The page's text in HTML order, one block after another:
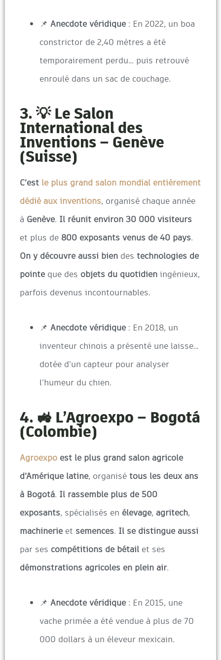
📌 Anecdote véridique: En 2022, un boa
constrictor de 2,40 mètres a été
temporairement perdu… puis retrouvé
enroulé dans un sac de couchage.
3. 💡 Le Salon
International des
Inventions – Genève
(Suisse)
C’est le plus grand salon mondial entièrement
dédié aux inventions, organisé chaque année
à Genève. Il réunit environ 30 000 visiteurs
et plus de 800 exposants venus de 40 pays.
On y découvre aussi bien des technologies de
pointeque des objets du quotidien ingénieux,
parfois devenus incontournables.
📌 Anecdote véridique: En 2018, un
inventeur chinois a présenté une laisse…
dotée d’un capteur pour analyser
l’humeur du chien.
4. 🚜 L’Agroexpo – Bogotá
(Colombie)
Agroexpo est le plus grand salon agricole
d’Amérique latine, organisé tous les deux ans
à Bogotá. Il rassemble plus de 500
exposants, spécialisés en élevage, agritech,
machinerieet semences. Il se distingue aussi
par ses compétitions de bétail et ses
démonstrations agricoles en plein air.
📌 Anecdote véridique: En 2015, une
vache primée a été vendue à plus de 70
000 dollars à un éleveur mexicain.